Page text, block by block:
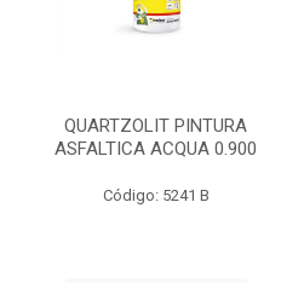
QUARTZOLIT PINTURA
ASFALTICA ACQUA 0.900
Código: 5241 B